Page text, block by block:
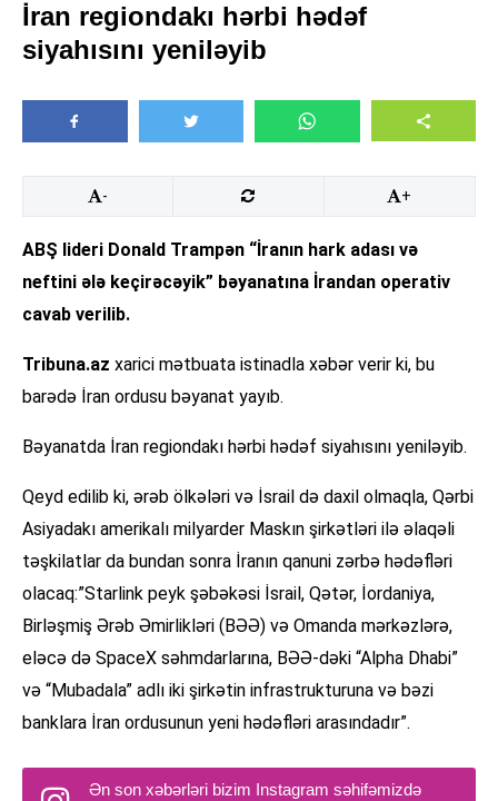
İran regiondakı hərbi hədəf
siyahısını yeniləyib
- +
ABŞ lideri Donald Trampən “İranın hark adası və
neftini ələ keçirəcəyik” bəyanatına İrandan operativ
cavab verilib.
Tribuna.az xarici mətbuata istinadla xəbər verir ki, bu
barədə İran ordusu bəyanat yayıb.
Bəyanatda İran regiondakı hərbi hədəf siyahısını yeniləyib.
Qeyd edilib ki, ərəb ölkələri və İsrail də daxil olmaqla, Qərbi
Asiyadakı amerikalı milyarder Maskın şirkətləri ilə əlaqəli
təşkilatlar da bundan sonra İranın qanuni zərbə hədəfləri
olacaq:”Starlink peyk şəbəkəsi İsrail, Qətər, İordaniya,
Birləşmiş Ərəb Əmirlikləri (BƏƏ) və Omanda mərkəzlərə,
eləcə də SpaceX səhmdarlarına, BƏƏ-dəki “Alpha Dhabi”
və “Mubadala” adlı iki şirkətin infrastrukturuna və bəzi
banklara İran ordusunun yeni hədəfləri arasındadır”.
Ən son xəbərləri bizim Instagram səhifəmizdə